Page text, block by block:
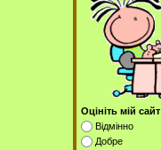
Оцініть мій сайт
Відмінно
Добре